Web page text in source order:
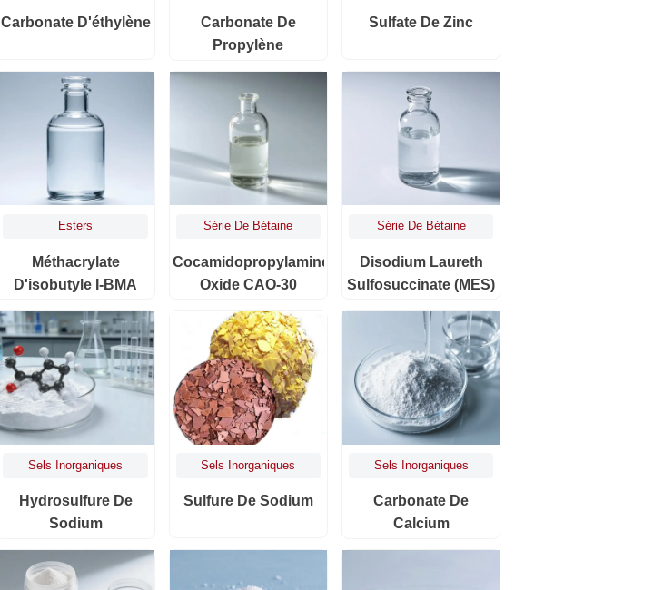
Carbonate D'éthylène
Carbonate De
Propylène
Sulfate De Zinc
Esters
Méthacrylate
D'isobutyle I-BMA
Série De Bétaine
Cocamidopropylamine
Oxide CAO-30
Série De Bétaine
Disodium Laureth
Sulfosuccinate (MES)
Sels Inorganiques
Hydrosulfure De
Sodium
Sels Inorganiques
Sulfure De Sodium
Sels Inorganiques
Carbonate De
Calcium